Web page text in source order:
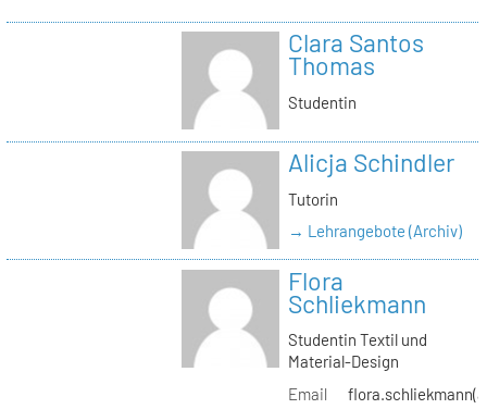
Clara Santos
Thomas
Studentin
Alicja Schindler
Tutorin
→ Lehrangebote (Archiv)
Flora
Schliekmann
Studentin Textil und
Material-Design
Email